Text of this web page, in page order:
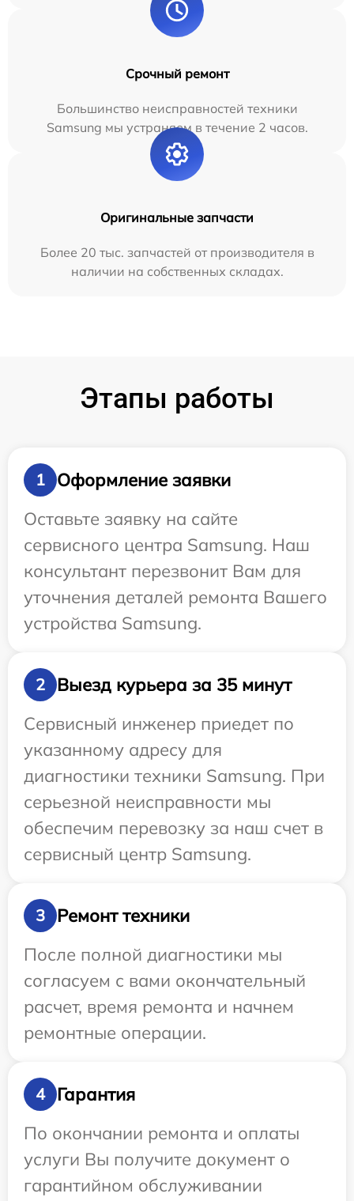
Срочный ремонт
Большинство неисправностей техники
Samsung мы устраняем в течение 2 часов.
Оригинальные запчасти
Более 20 тыс. запчастей от производителя в
наличии на собственных складах.
Этапы работы
1
Оформление заявки
Оставьте заявку на сайте
сервисного центра Samsung. Наш
консультант перезвонит Вам для
уточнения деталей ремонта Вашего
устройства Samsung.
2
Выезд курьера за 35 минут
Сервисный инженер приедет по
указанному адресу для
диагностики техники Samsung. При
серьезной неисправности мы
обеспечим перевозку за наш счет в
сервисный центр Samsung.
3
Ремонт техники
После полной диагностики мы
согласуем с вами окончательный
расчет, время ремонта и начнем
ремонтные операции.
4
Гарантия
По окончании ремонта и оплаты
услуги Вы получите документ о
гарантийном обслуживании